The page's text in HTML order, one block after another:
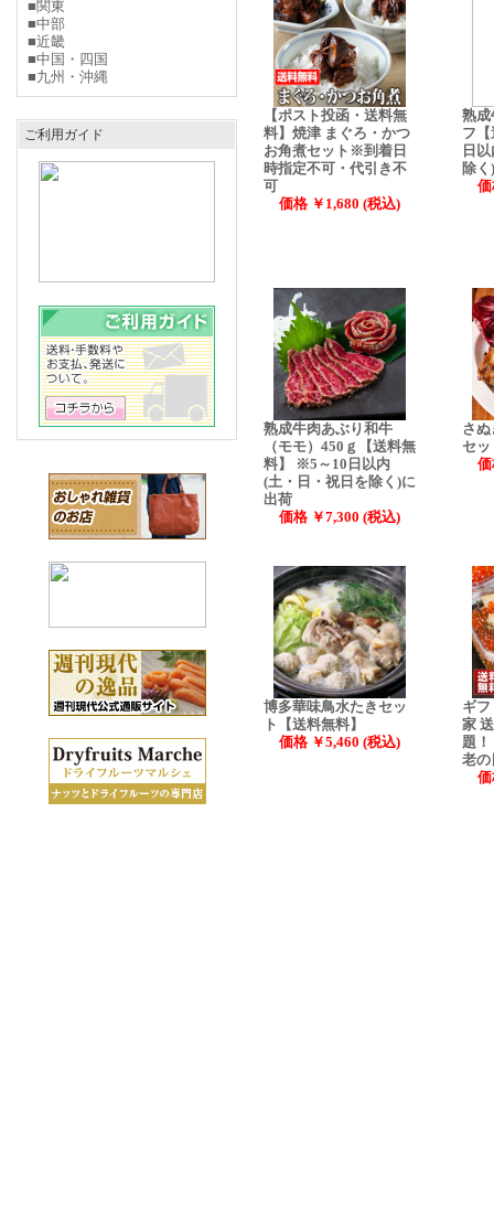
■関東
■中部
■近畿
■中国・四国
■九州・沖縄
ご利用ガイド
【ポスト投函・送料無
料】焼津 まぐろ・かつ
お角煮セット※到着日
時指定不可・代引き不
可
価格 ￥1,680 (税込)
熟
フ
日
除
価
熟成牛肉あぶり和牛
（モモ）450ｇ【送料無
料】 ※5～10日以内
(土・日・祝日を除く)に
出荷
価格 ￥7,300 (税込)
さ
セ
価
博多華味鳥水たきセッ
ト【送料無料】
価格 ￥5,460 (税込)
ギ
家
題
老の
価